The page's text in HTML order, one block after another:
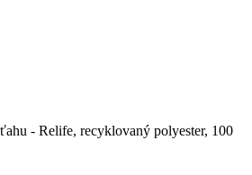
- Relife, recyklovaný polyester, 100